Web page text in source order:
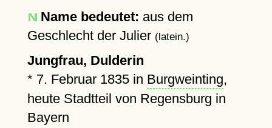
Name bedeutet: aus dem
Geschlecht der Julier (latein.)
Jungfrau, Dulderin
* 7. Februar 1835in Burgweinting,
heute Stadtteil von Regensburg in
Bayern